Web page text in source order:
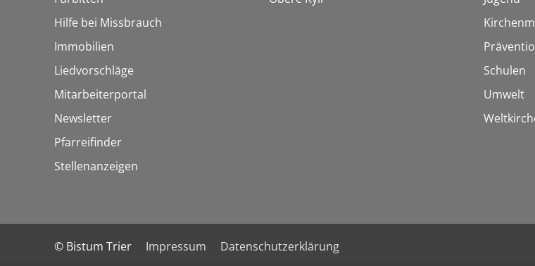
Hilfe bei Missbrauch
Immobilien
Liedvorschläge
Mitarbeiterportal
Newsletter
Pfarreifinder
Stellenanzeigen
Schulen
Umwelt
© Bistum Trier Impressum Datenschutzerklärung